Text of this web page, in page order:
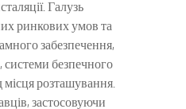
Галузь
ринкових умов та
забезпечення,
системи безпечного
розташування.
застосовуючи